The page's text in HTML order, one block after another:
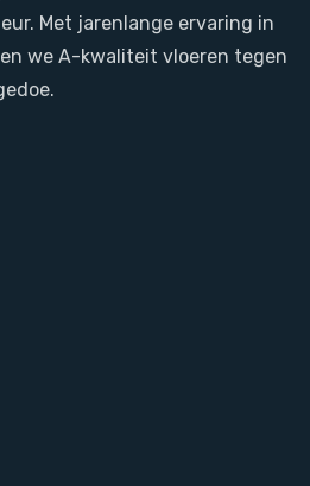
Met jarenlange ervaring in
we A-kwaliteit vloeren tegen